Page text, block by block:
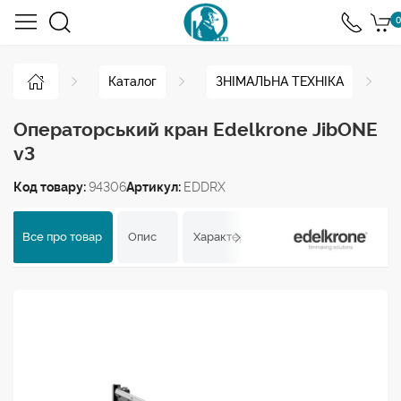
0
Каталог ЗНІМАЛЬНА ТЕХНІКА
Операторський кран Edelkrone JibONE
v3
Код товару:94306Артикул: EDDRX
Все про товар Опис Характеристики Відгуки